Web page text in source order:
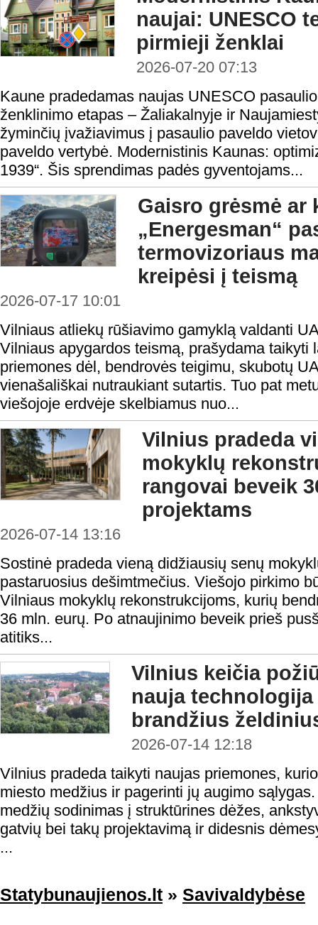
naujai: UNESCO
pirmieji ženklai
2026-07-20 07:13
Kaune pradedamas naujas UNESCO
ženklinimo etapas – Žaliakalnyje ir
žyminčių įvažiavimus į pasaulio paveldo
paveldo vertybė. Modernistinis Kaunas:
1939“. Šis sprendimas padės gyventojams...
Gaisro grėsmė
„Energesman“
termovizoriaus
kreipėsi į teismą
2026-07-17 10:01
Vilniaus atliekų rūšiavimo gamyklą valdanti
Vilniaus apygardos teismą, prašydama taikyti
priemones dėl, bendrovės teigimu, skubotų
vienašališkai nutraukiant sutartis. Tuo pat
viešojoje erdvėje skelbiamus nuo...
Vilnius pradeda
mokyklų
rangovai beveik
projektams
2026-07-14 13:16
Sostinė pradeda vieną didžiausių senų
pastaruosius dešimtmečius. Viešojo pirkimo
Vilniaus mokyklų rekonstrukcijoms, kurių
36 mln. eurų. Po atnaujinimo beveik prieš
atitiks...
Vilnius keičia
nauja
brandžius
2026-07-14 12:18
Vilnius pradeda taikyti naujas priemones,
miesto medžius ir pagerinti jų augimo
medžių sodinimas į struktūrines dėžes,
gatvių bei takų projektavimą ir didesnis
...
Statybunaujienos.lt » Savivaldybėse